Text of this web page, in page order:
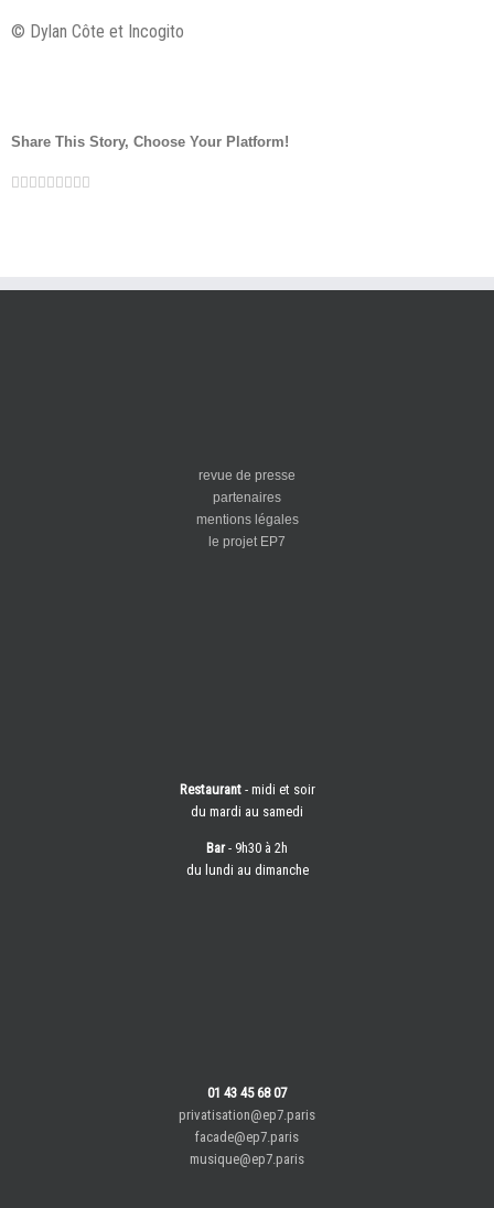
© Dylan Côte et Incogito
Share This Story, Choose Your Platform!
Facebook
Twitter
LinkedIn
Reddit
Google+
Tumblr
Pinterest
Vk
revue de presse
partenaires
mentions légales
le projet EP7
Restaurant- midi et soir
du mardi au samedi
Bar- 9h30 à 2h
du lundi au dimanche
01 43 45 68 07
privatisation@ep7.paris
facade@ep7.paris
musique@ep7.paris